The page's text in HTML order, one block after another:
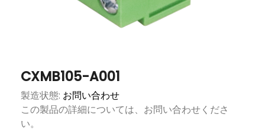
CXMB105-A001
製造状態: お問い合わせ
この製品の詳細については、お問い合わせくださ
い。